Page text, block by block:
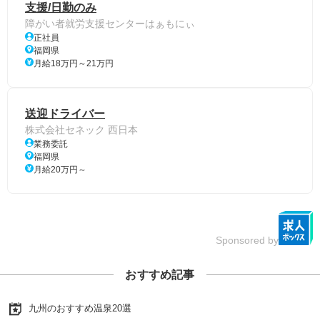
支援/日勤のみ
障がい者就労支援センターはぁもにぃ
正社員
福岡県
月給18万円～21万円
送迎ドライバー
株式会社セネック 西日本
業務委託
福岡県
月給20万円～
Sponsored by
おすすめ記事
九州のおすすめ温泉20選